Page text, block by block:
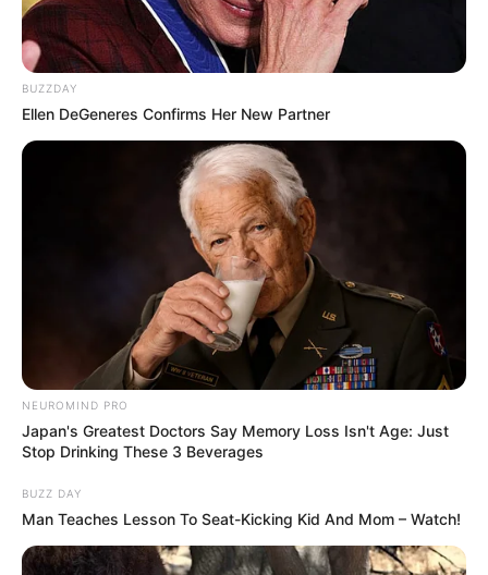
Le PRONOSTIC QUINTÉ en 7 chevaux du GNT
5EME ÉTAPE
1er: 14 JAZZMAN DEBAILLEUL
3ème: 10 INVICTUS MADIBA
BUZZDAY
Ellen DeGeneres Confirms Her New Partner
NEUROMIND PRO
Japan's Greatest Doctors Say Memory Loss Isn't Age: Just
Stop Drinking These 3 Beverages
BUZZ DAY
Man Teaches Lesson To Seat-Kicking Kid And Mom – Watch!